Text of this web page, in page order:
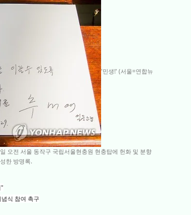
'민생!' (서울=연합뉴
오전 서울 동작구 국립서울현충원 현충탑에 헌화 및 분향
한 방명록.
식 참여 촉구